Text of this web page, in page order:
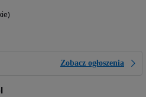
Zobacz ogłoszenia